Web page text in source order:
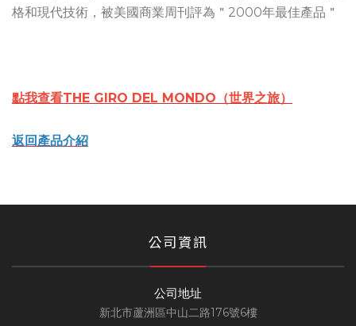
格和現代技術，被美國商業周刊評為＂2000年最佳產品＂
點我查看THE GIRO DEL MONDO（世界之旅）
返回產品介紹
公司資訊
公司地址
新北市蘆洲區中山二路176號6樓